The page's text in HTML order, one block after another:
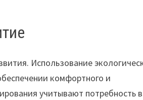
Использование
комфортного и
учитывают потребность в